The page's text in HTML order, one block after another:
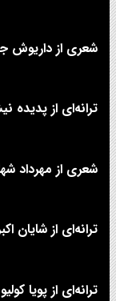
شعری از داریوش
ترانه‌ای از پدیده
شعری از مهرداد
ترانه‌ای از شایان
ترانه‌ای از پویا